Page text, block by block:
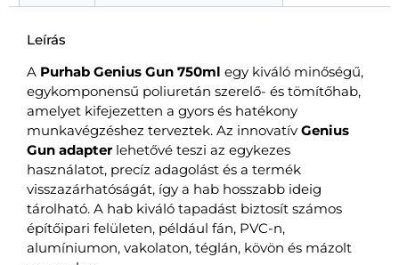
Leírás
A Purhab Genius Gun 750ml egy kiváló minőségű,
egykomponensű poliuretán szerelő- és tömítőhab,
amelyet kifejezetten a gyors és hatékony
munkavégzéshez terveztek. Az innovatív Genius
Gun adapterlehetővé teszi az egykezes
használatot, precíz adagolást és a termék
visszazárhatóságát, így a hab hosszabb ideig
tárolható. A hab kiváló tapadást biztosít számos
építőipari felületen, például fán, PVC-n,
alumíniumon, vakolaton, téglán, kövön és mázolt